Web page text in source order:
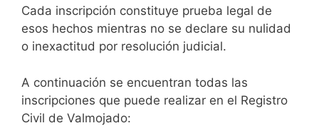
Cada inscripción constituye prueba legal de
esos hechos mientras no se declare su nulidad
o inexactitud por resolución judicial.
A continuación se encuentran todas las
inscripciones que puede realizar en el Registro
Civil de Valmojado: